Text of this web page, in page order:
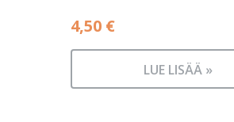
4,50 €
LUE LISÄÄ »